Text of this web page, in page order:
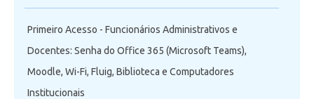
Primeiro Acesso - Funcionários Administrativos e
Docentes: Senha do Office 365 (Microsoft Teams),
Moodle, Wi-Fi, Fluig, Biblioteca e Computadores
Institucionais